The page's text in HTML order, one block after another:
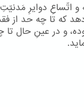
و اتّساعِ دوایرِ
که تا چه حد از
و در عینِ حال تا